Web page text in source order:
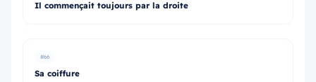
Il commençait toujours par la droite
#66
Sa coiffure